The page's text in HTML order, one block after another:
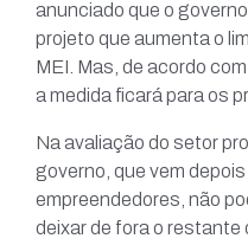
anunciado que o
projeto que aumenta o
MEI. Mas, de acordo
a medida ficará para os
Na avaliação do setor
governo, que vem
empreendedores, não
deixar de fora o restante